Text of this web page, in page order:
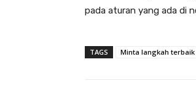
pada aturan yang ada di
TAGS Minta langkah terbaik